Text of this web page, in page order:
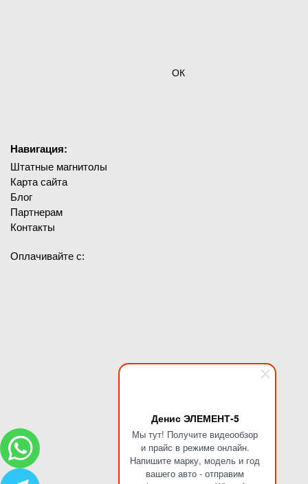
Денис ЭЛЕМЕНТ-5
Мы тут! Получите видеообзор
и прайс в режиме онлайн.
Напишите марку, модель и год
вашего авто - отправим
ОК
Навигация:
Штатные магнитолы
Карта сайта
Блог
Партнерам
Контакты
Оплачивайте с: